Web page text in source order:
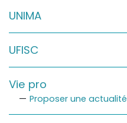
UNIMA
UFISC
Vie pro
Proposer une actualité